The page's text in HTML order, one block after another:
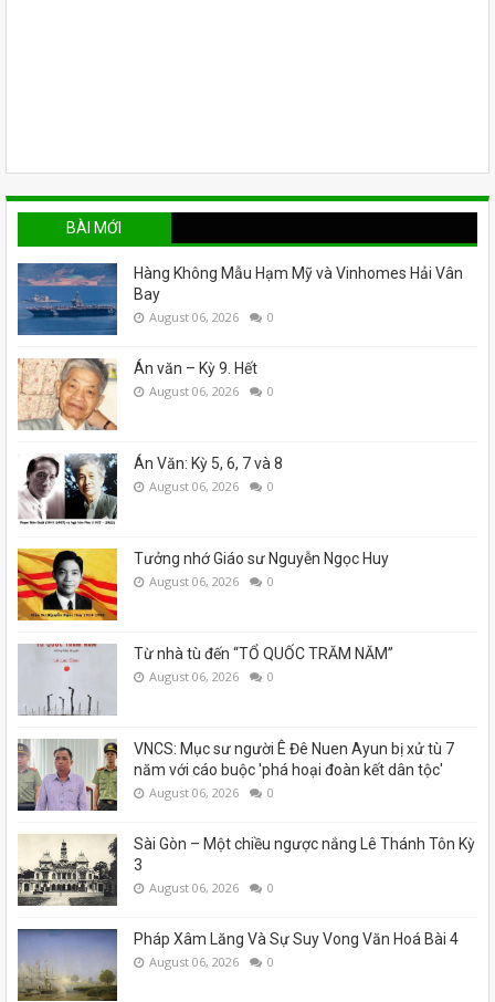
BÀI MỚI
Hàng Không Mẫu Hạm Mỹ và Vinhomes Hải Vân
Bay
August 06, 2026 0
Án văn – Kỳ 9. Hết
August 06, 2026 0
Án Văn: Kỳ 5, 6, 7 và 8
August 06, 2026 0
Tưởng nhớ Giáo sư Nguyễn Ngọc Huy
August 06, 2026 0
Từ nhà tù đến “TỔ QUỐC TRĂM NĂM”
August 06, 2026 0
VNCS: Mục sư người Ê Đê Nuen Ayun bị xử tù 7
năm với cáo buộc 'phá hoại đoàn kết dân tộc'
August 06, 2026 0
Sài Gòn – Một chiều ngược nắng Lê Thánh Tôn Kỳ
3
August 06, 2026 0
Pháp Xâm Lăng Và Sự Suy Vong Văn Hoá Bài 4
August 06, 2026 0